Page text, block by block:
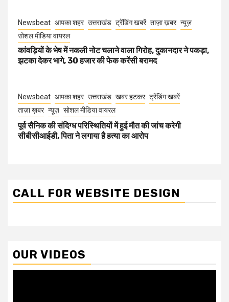
Newsbeat आपका शहर उत्तराखंड ट्रेंडिंग खबरें ताज़ा ख़बर न्यूज़
सोशल मीडिया वायरल
कांवड़ियों के भेष में नकली नोट चलाने वाला गिरोह, दुकानदार ने पकड़ा,
झटका देकर भागे, 30 हजार की फेक करेंसी बरामद
Newsbeat आपका शहर उत्तराखंड खबर हटकर ट्रेंडिंग खबरें
ताज़ा ख़बर न्यूज़ सोशल मीडिया वायरल
पूर्व सैनिक की संदिग्ध परिस्थितियों में हुई मौत की जांच करेगी
सीबीसीआईडी, पिता ने लगाया है हत्या का आरोप
CALL FOR WEBSITE DESIGN
OUR VIDEOS